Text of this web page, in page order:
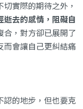
實際的期待之外，
去的感情，阻礙自
合，對方卻已展開了
而會讓自己更糾結痛
認的地步，但也要克